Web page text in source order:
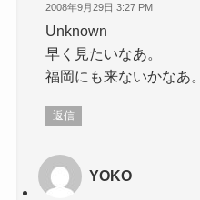
2008年9月29日 3:27 PM
Unknown
早く見たいなあ。
福岡にも来ないかなあ。
返信
YOKO